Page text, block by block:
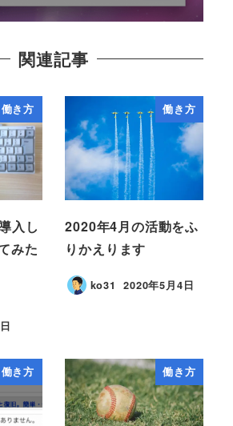
関連記事
働き方
入し
みた
働き方
2020年4月の活動をふ
りかえります
ko31 2020年5月4日
働き方 働き方